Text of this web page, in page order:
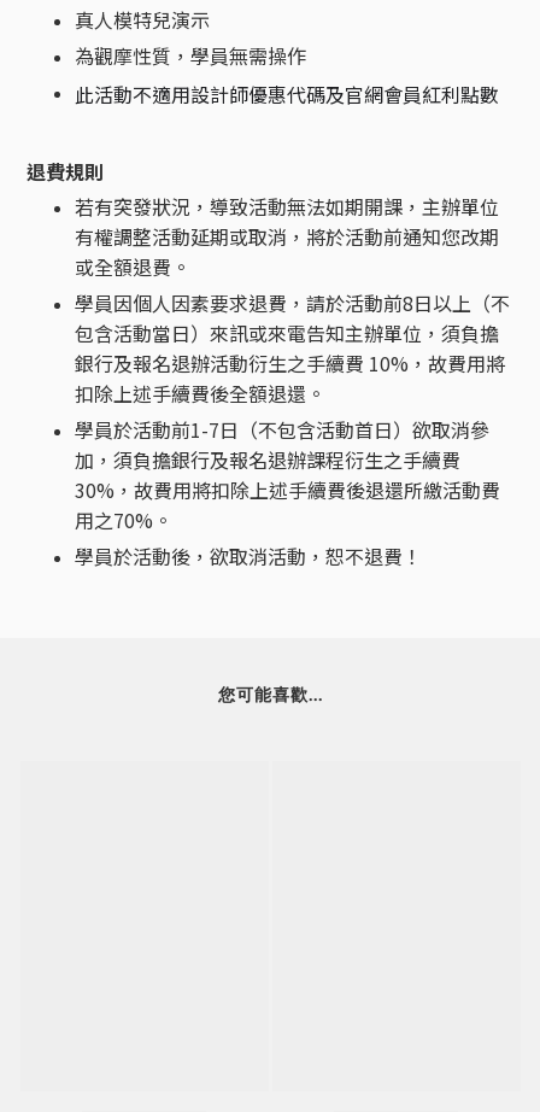
真人模特兒演示
為觀摩性質，學員無需操作
此活動不適用設計師優惠代碼及官網會員紅利點數
退費規則
若有突發狀況，導致活動無法如期開課，主辦單位
有權調整活動延期或取消，將於活動前通知您改期
或全額退費。
學員因個人因素要求退費，請於活動前8日以上（不
包含活動當日）來訊或來電告知主辦單位，須負擔
銀行及報名退辦活動衍生之手續費 10%，故費用將
扣除上述手續費後全額退還。
學員於活動前1-7日（不包含活動首日）欲取消參
加，須負擔銀行及報名退辦課程衍生之手續費
30%，故費用將扣除上述手續費後退還所繳活動費
用之70%。
學員於活動後，欲取消活動，恕不退費！
您可能喜歡...